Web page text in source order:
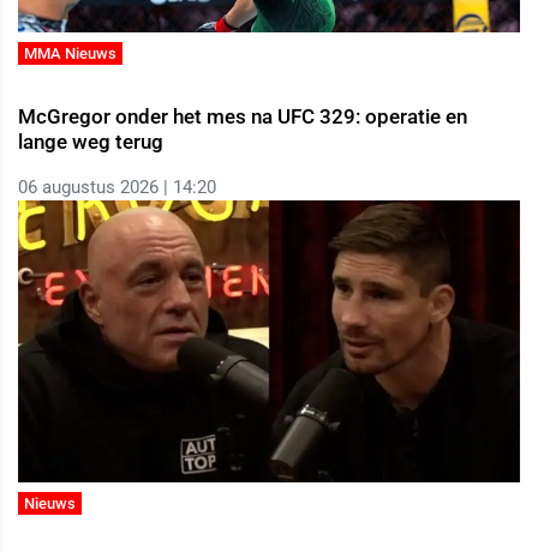
MMA Nieuws
McGregor onder het mes na UFC 329: operatie en
lange weg terug
06 augustus 2026 | 14:20
Nieuws